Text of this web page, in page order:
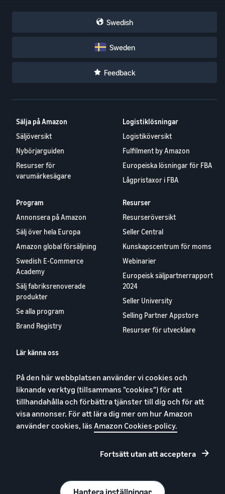
Swedish
Sweden
Feedback
Sälja på Amazon
Säljöversikt
Nybörjarguiden
Resurser för
varumärkesägare
Logistiklösningar
Logistiköversikt
Fulfilment by Amazon
Europeiska lösningar för FBA
Lågpristaxor i FBA
Program
Annonsera på Amazon
Sälj över hela Europa
Amazon global försäljning
Swedish E-Commerce
Academy
Sälj fabriksrenoverade
produkter
Se alla program
Brand Registry
Resurser
Resurseröversikt
Seller Central
Kunskapscentrum för moms
Webinarier
Europeisk säljpartnerrapport
2024
Seller University
Selling Partner Appstore
Resurser för utvecklare
Lär känna oss
Karriärer
Kontakta oss
På den här webbplatsen använder vi cookies och
liknande verktyg (tillsammans "cookies") för att
tillhandahålla och förbättra tjänster till dig och för att
visa annonser. För att lära dig mer om hur Amazon
använder cookies, läs Amazon Cookies-policy.
Fortsätt utan att acceptera